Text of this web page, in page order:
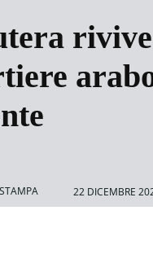
22 DICEMBRE